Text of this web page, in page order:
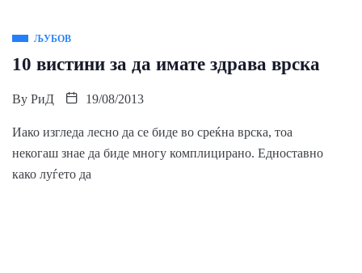
ЉУБОВ
10 вистини за да имате здрава врска
By РиД 19/08/2013
Иако изгледа лесно да се биде во среќна врска, тоа
некогаш знае да биде многу комплицирано. Едноставно
како луѓето да